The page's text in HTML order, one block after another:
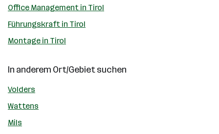
Office Management in Tirol
Führungskraft in Tirol
Montage in Tirol
In anderem Ort/Gebiet suchen
Volders
Wattens
Mils